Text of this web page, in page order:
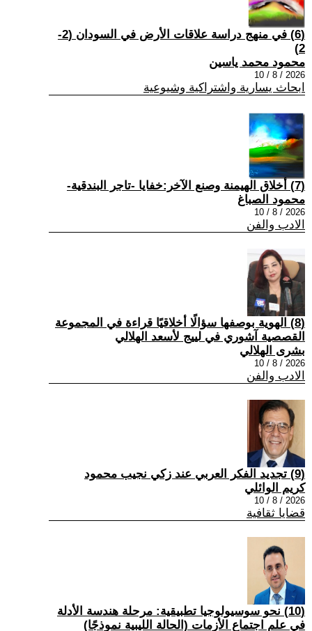
(6) في منهج دراسة علاقات الأرض في السودان (2-
2)
محمود محمد ياسين
2026 / 8 / 10
ابحاث يسارية واشتراكية وشيوعية
(7) أخلاق الهيمنة وصنع الآخر:خفايا -تاجر البندقية-
محمود الصباغ
2026 / 8 / 10
الادب والفن
(8) الهوية بوصفها سؤالًا أخلاقيًا قراءة في المجموعة
القصصية آشوري في لييج لأسعد الهلالي
بشرى الهلالي
2026 / 8 / 10
الادب والفن
(9) تجديد الفكر العربي عند زكي نجيب محمود
كريم الوائلي
2026 / 8 / 10
قضايا ثقافية
(10) نحو سوسيولوجيا تطبيقية: مرحلة هندسة الأدلة
في علم اجتماع الأزمات (الحالة الليبية نموذجًا)